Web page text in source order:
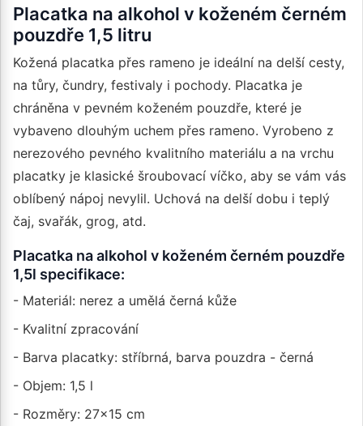
Placatka na alkohol v koženém černém
pouzdře 1,5 litru
Kožená placatka přes rameno je ideální na delší cesty,
na tůry, čundry, festivaly i pochody. Placatka je
chráněna v pevném koženém pouzdře, které je
vybaveno dlouhým uchem přes rameno. Vyrobeno z
nerezového pevného kvalitního materiálu a na vrchu
placatky je klasické šroubovací víčko, aby se vám vás
oblíbený nápoj nevylil. Uchová na delší dobu i teplý
čaj, svařák, grog, atd.
Placatka na alkohol v koženém černém pouzdře
1,5l specifikace:
- Materiál: nerez a umělá černá kůže
- Kvalitní zpracování
- Barva placatky: stříbrná, barva pouzdra - černá
- Objem: 1,5 l
- Rozměry: 27x15 cm